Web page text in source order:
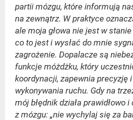
partii mózgu, które informują
na zewnątrz. W praktyce
ale moja głowa nie jest w
co to jest i wysłać do mnie
zagrożenie. Dopalacze są
funkcje móżdżku, który
koordynacji, zapewnia precyzję
wykonywania ruchu. Gdy na
mój błędnik działa prawidłowo
z mózgu: „nie wychylaj się za